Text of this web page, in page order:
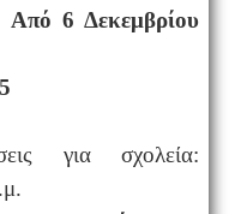
Από 6 Δεκεμβρίου
για σχολεία: